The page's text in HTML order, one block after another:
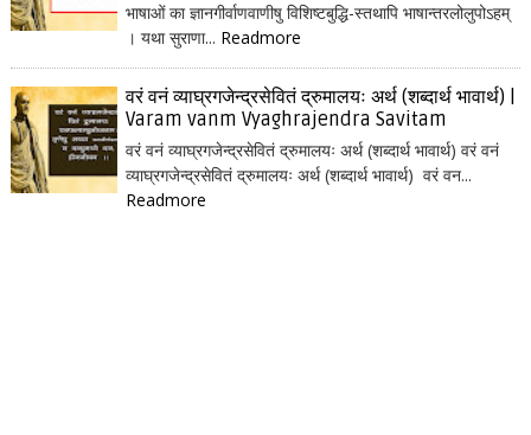
भाषाओं का ज्ञानगीर्वाणवाणीषु विशिष्टबुद्धि-स्तथापि भाषान्तरलोलुपोऽहम्
। यथा सुराणा... Readmore
वरं वनं व्याघ्रगजेन्द्रसेवितं द्रुमालयः अर्थ (शब्दार्थ भावार्थ) |
Varam vanm Vyaghrajendra Savitam
वरं वनं व्याघ्रगजेन्द्रसेवितं द्रुमालयः अर्थ (शब्दार्थ भावार्थ) वरं वनं
व्याघ्रगजेन्द्रसेवितं द्रुमालयः अर्थ (शब्दार्थ भावार्थ) वरं वन...
Readmore